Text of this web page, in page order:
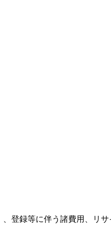
登録等に伴う諸費用、リ